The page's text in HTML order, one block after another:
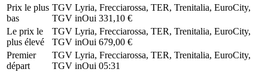
Prix ​​le plus
bas
TGV Lyria, Frecciarossa, TER, Trenitalia, EuroCity,
TGV inOui 331,10 €
Le prix le
plus élevé
TGV Lyria, Frecciarossa, TER, Trenitalia, EuroCity,
TGV inOui 679,00 €
Premier
départ
TGV Lyria, Frecciarossa, TER, Trenitalia, EuroCity,
TGV inOui 05:31